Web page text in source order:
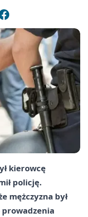
kierowcę
policję.
mężczyzna był